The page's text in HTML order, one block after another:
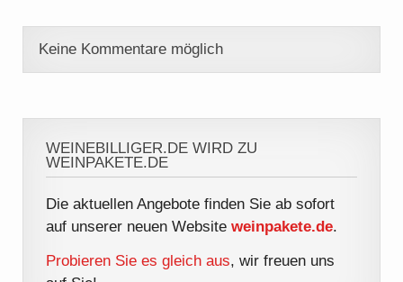
Keine Kommentare möglich
WEINEBILLIGER.DE WIRD ZU
WEINPAKETE.DE
Die aktuellen Angebote finden Sie ab sofort
auf unserer neuen Websiteweinpakete.de.
Probieren Sie es gleich aus, wir freuen uns